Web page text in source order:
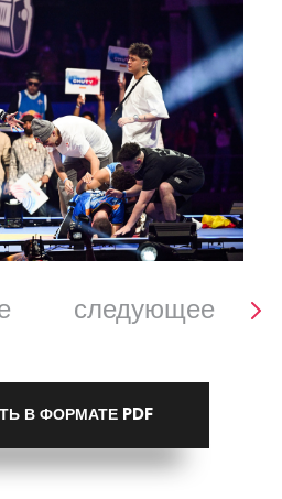
следующее
В ФОРМАТЕ PDF